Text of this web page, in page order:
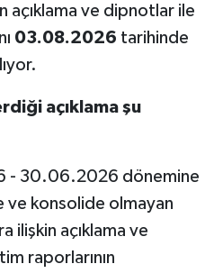
açıklama ve dipnotlar ile
03.08.2026 tarihinde
açıklama şu
- 30.06.2026 dönemine
ve konsolide olmayan
ilişkin açıklama ve
raporlarının